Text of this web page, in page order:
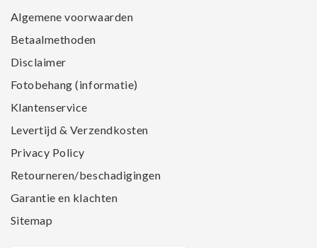
Algemene voorwaarden
Betaalmethoden
Disclaimer
Fotobehang (informatie)
Klantenservice
Levertijd & Verzendkosten
Privacy Policy
Retourneren/beschadigingen
Garantie en klachten
Sitemap